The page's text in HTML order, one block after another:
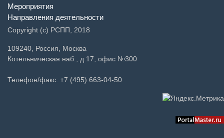
Мероприятия
Направления деятельности
Copyright (c) РСПП, 2018
109240, Россия, Москва
Котельническая наб., д.17, офис №300
Телефон/факс: +7 (495) 663-04-50